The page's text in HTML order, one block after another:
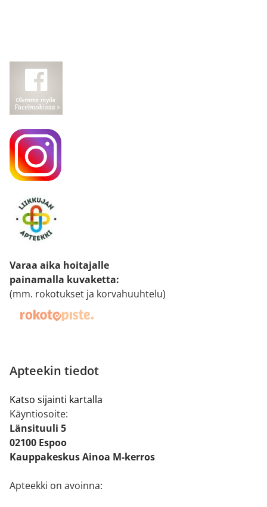
Varaa aika hoitajalle
painamalla kuvaketta:
(mm. rokotukset ja korvahuuhtelu)
Apteekin tiedot
Katso sijainti kartalla
Käyntiosoite:
Länsituuli 5
02100 Espoo
Kauppakeskus Ainoa M-kerros
Apteekki on avoinna: